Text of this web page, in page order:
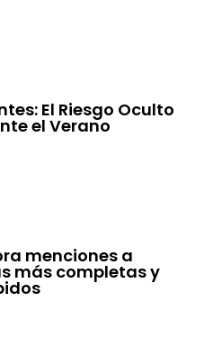
El Riesgo Oculto
el Verano
menciones a
más completas y